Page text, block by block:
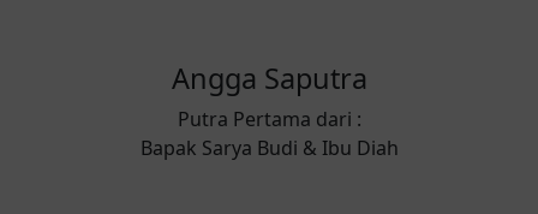
Angga Saputra
Putra Pertama dari :
Bapak Sarya Budi & Ibu Diah